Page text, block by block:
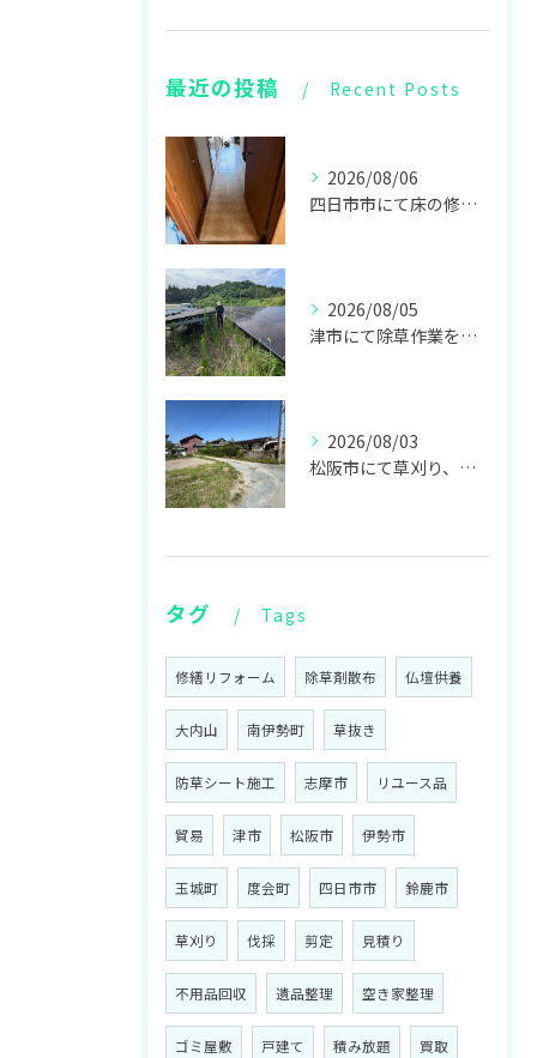
最近の投稿 Recent Posts
2026/08/06
四日市市にて床の修繕リフォームをしてきました！
2026/08/05
津市にて除草作業をしてきました！
2026/08/03
松阪市にて草刈り、伊勢市にて不用品回収、お仏壇の回収をしてきました！
タグ Tags
修繕リフォーム 除草剤散布 仏壇供養
大内山 南伊勢町 草抜き
防草シート施工 志摩市 リユース品
貿易 津市 松阪市 伊勢市
玉城町 度会町 四日市市 鈴鹿市
草刈り 伐採 剪定 見積り
不用品回収 遺品整理 空き家整理
ゴミ屋敷 戸建て 積み放題 買取